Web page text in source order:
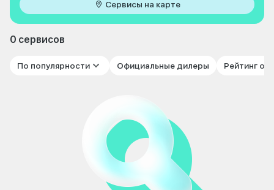
Сервисы на карте
0 сервисов
По популярности Официальные дилеры Рейтинг